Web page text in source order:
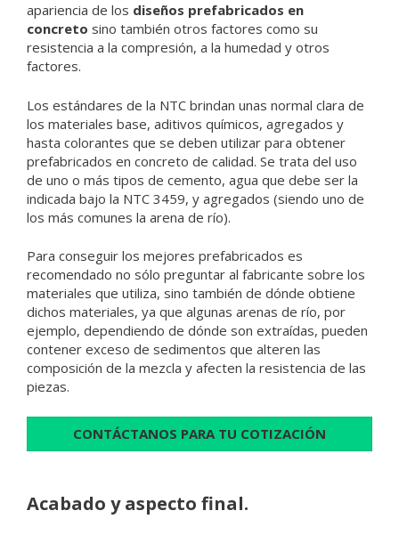
apariencia de los diseños prefabricados en
concreto sino también otros factores como su
resistencia a la compresión, a la humedad y otros
factores.
Los estándares de la NTC brindan unas normal clara de
los materiales base, aditivos químicos, agregados y
hasta colorantes que se deben utilizar para obtener
prefabricados en concreto de calidad. Se trata del uso
de uno o más tipos de cemento, agua que debe ser la
indicada bajo la NTC 3459, y agregados (siendo uno de
los más comunes la arena de río).
Para conseguir los mejores prefabricados es
recomendado no sólo preguntar al fabricante sobre los
materiales que utiliza, sino también de dónde obtiene
dichos materiales, ya que algunas arenas de río, por
ejemplo, dependiendo de dónde son extraídas, pueden
contener exceso de sedimentos que alteren las
composición de la mezcla y afecten la resistencia de las
piezas.
CONTÁCTANOS PARA TU COTIZACIÓN
Acabado y aspecto final.